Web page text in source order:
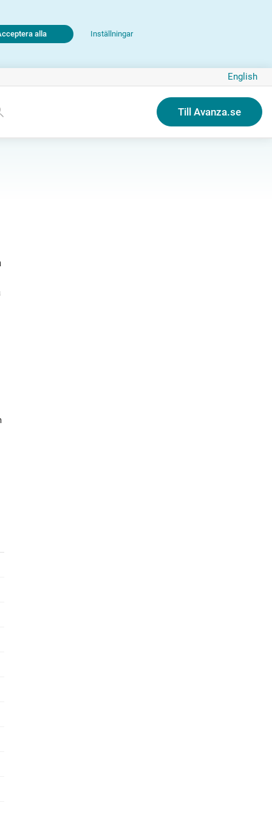
Inställningar
alla
English
Till Avanza.se